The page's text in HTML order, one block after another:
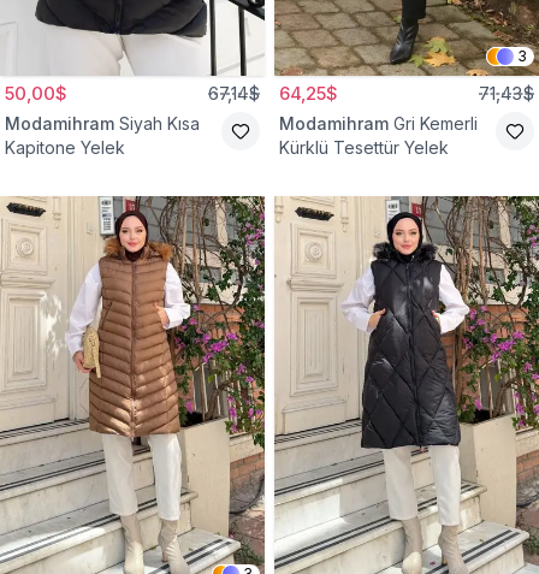
50,00$ 67,14$
Modamihram Siyah Kısa
Kapitone Yelek
3
64,25$ 71,43$
Modamihram Gri Kemerli
Kürklü Tesettür Yelek